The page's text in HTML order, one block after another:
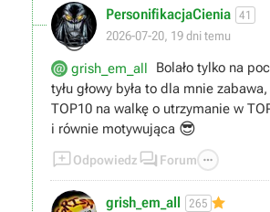
😉
PersonifikacjaCienia 41
2026-07-20, 19 dni temu
grish_em_all
Bolało tylko na
tyłu głowy była to dla mnie
TOP10 na walkę o utrzymanie w
i równie motywująca 😎
Odpowiedz  Forum 
grish_em_all 265